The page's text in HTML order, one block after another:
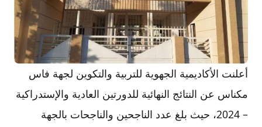
أعلنت الأكاديمية الجهوية للتربية والتكوين لجهة فاس
مكناس عن النتائج النهائية للدورتين العادية والإستدراكية
– 2024، حيث بلغ عدد الناجحين والناجحات بالجهة